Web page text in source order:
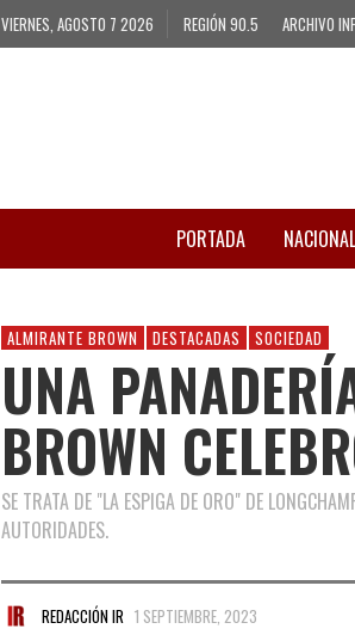
VIERNES, AGOSTO 7 2026 REGIÓN 90.5 ARCHIVO
PORTADA
ALMIRANTE BROWN DESTACADAS SOCIEDAD
UNA
BROWN
SE TRATA DE "LA ESPIGA DE ORO" DE
AUTORIDADES.
REDACCIÓN IR 1 SEPTIEMBRE, 2023